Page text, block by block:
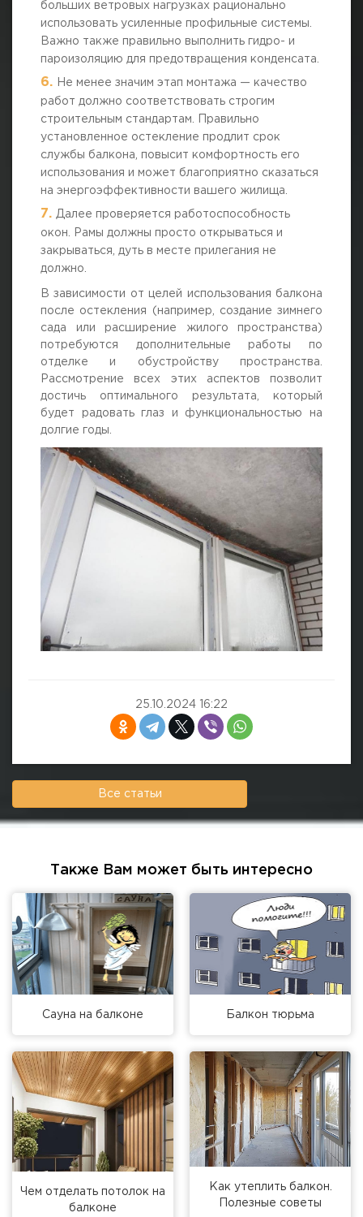
больших ветровых нагрузках рационально
использовать усиленные профильные системы.
Важно также правильно выполнить гидро- и
пароизоляцию для предотвращения конденсата.
Не менее значим этап монтажа — качество
работ должно соответствовать строгим
строительным стандартам. Правильно
установленное остекление продлит срок
службы балкона, повысит комфортность его
использования и может благоприятно сказаться
на энергоэффективности вашего жилища.
Далее проверяется работоспособность
окон. Рамы должны просто открываться и
закрываться, дуть в месте прилегания не
должно.
В зависимости от целей использования балкона
после остекления (например, создание зимнего
сада или расширение жилого пространства)
потребуются дополнительные работы по
отделке и обустройству пространства.
Рассмотрение всех этих аспектов позволит
достичь оптимального результата, который
будет радовать глаз и функциональностью на
долгие годы.
25.10.2024 16:22
Все статьи
Также Вам может быть интересно
Сауна на балконе Балкон тюрьма
Чем отделать потолок на
балконе
Как утеплить балкон.
Полезные советы